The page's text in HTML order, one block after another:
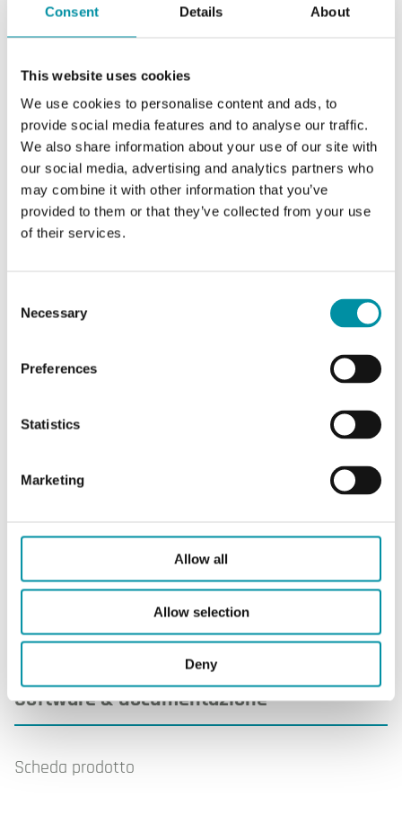
Consent Details About
This website uses cookies
We use cookies to personalise content and ads, to
provide social media features and to analyse our traffic.
We also share information about your use of our site with
our social media, advertising and analytics partners who
may combine it with other information that you’ve
provided to them or that they’ve collected from your use
of their services.
Selection
Necessary
Preferences
Statistics
Marketing
Allow all
Allow selection
Deny
Temperatura
ambiente
-20…85 °C
stoccaggio
Umidità di
stoccaggio
0...95 % RH
Dimensioni
imballaggio
Fluido
commutazione
Materiale, custodia PS
Software & documentazione
Scheda prodotto